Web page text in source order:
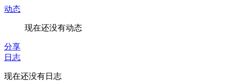
动态
现在还没有动态
分享
日志
现在还没有日志